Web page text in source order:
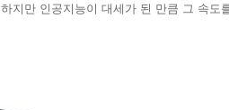
하지만 인공지능이 대세가 된 만큼 그 속도